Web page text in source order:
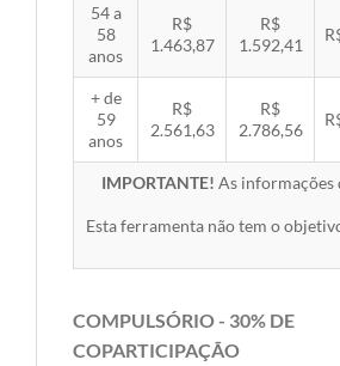
54 a
58
anos
R$
1.463,87
R$
1.592,41
+ de
59
anos
R$
2.561,63
R$
2.786,56
IMPORTANTE! As informações
Esta ferramenta não tem o
COMPULSÓRIO - 30% DE
COPARTICIPAÇÃO